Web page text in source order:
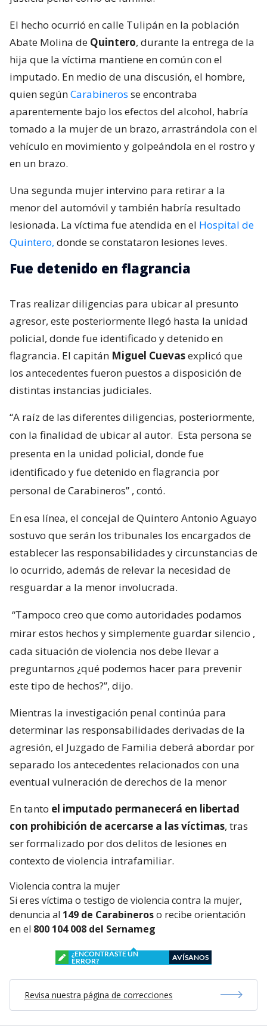
El hecho ocurrió en calle Tulipán en la población
Abate Molina de Quintero, durante la entrega de la
hija que la víctima mantiene en común con el
imputado. En medio de una discusión, el hombre,
quien segúnCarabineros se encontraba
aparentemente bajo los efectos del alcohol, habría
tomado a la mujer de un brazo, arrastrándola con el
vehículo en movimiento y golpeándola en el rostro y
en un brazo.
Una segunda mujer intervino para retirar a la
menor del automóvil y también habría resultado
lesionada. La víctima fue atendida en el Hospital de
Quintero, donde se constataron lesiones leves.
Fue detenido en flagrancia
Tras realizar diligencias para ubicar al presunto
agresor, este posteriormente llegó hasta la unidad
policial, donde fue identificado y detenido en
flagrancia. El capitán Miguel Cuevasexplicó que
los antecedentes fueron puestos a disposición de
distintas instancias judiciales.
“A raíz de las diferentes diligencias, posteriormente,
con la finalidad de ubicar al autor. Esta persona se
presenta en la unidad policial, donde fue
identificado y fue detenido en flagrancia por
personal de Carabineros” , contó.
En esa línea, el concejal de Quintero Antonio Aguayo
sostuvo que serán los tribunales los encargados de
establecer las responsabilidades y circunstancias de
lo ocurrido, además de relevar la necesidad de
resguardar a la menor involucrada.
“Tampoco creo que como autoridades podamos
mirar estos hechos y simplemente guardar silencio ,
cada situación de violencia nos debe llevar a
preguntarnos ¿qué podemos hacer para prevenir
este tipo de hechos?”, dijo.
Mientras la investigación penal continúa para
determinar las responsabilidades derivadas de la
agresión, el Juzgado de Familia deberá abordar por
separado los antecedentes relacionados con una
eventual vulneración de derechos de la menor
En tanto el imputado permanecerá en libertad
con prohibición de acercarse a las víctimas, tras
ser formalizado por dos delitos de lesiones en
contexto de violencia intrafamiliar.
Violencia contra la mujer
Si eres víctima o testigo de violencia contra la mujer,
denuncia al 149 de Carabineroso recibe orientación
en el 800 104 008 del Sernameg
¿ENCONTRASTE UN
ERROR?
AVÍSANOS
Revisa nuestra página de correcciones